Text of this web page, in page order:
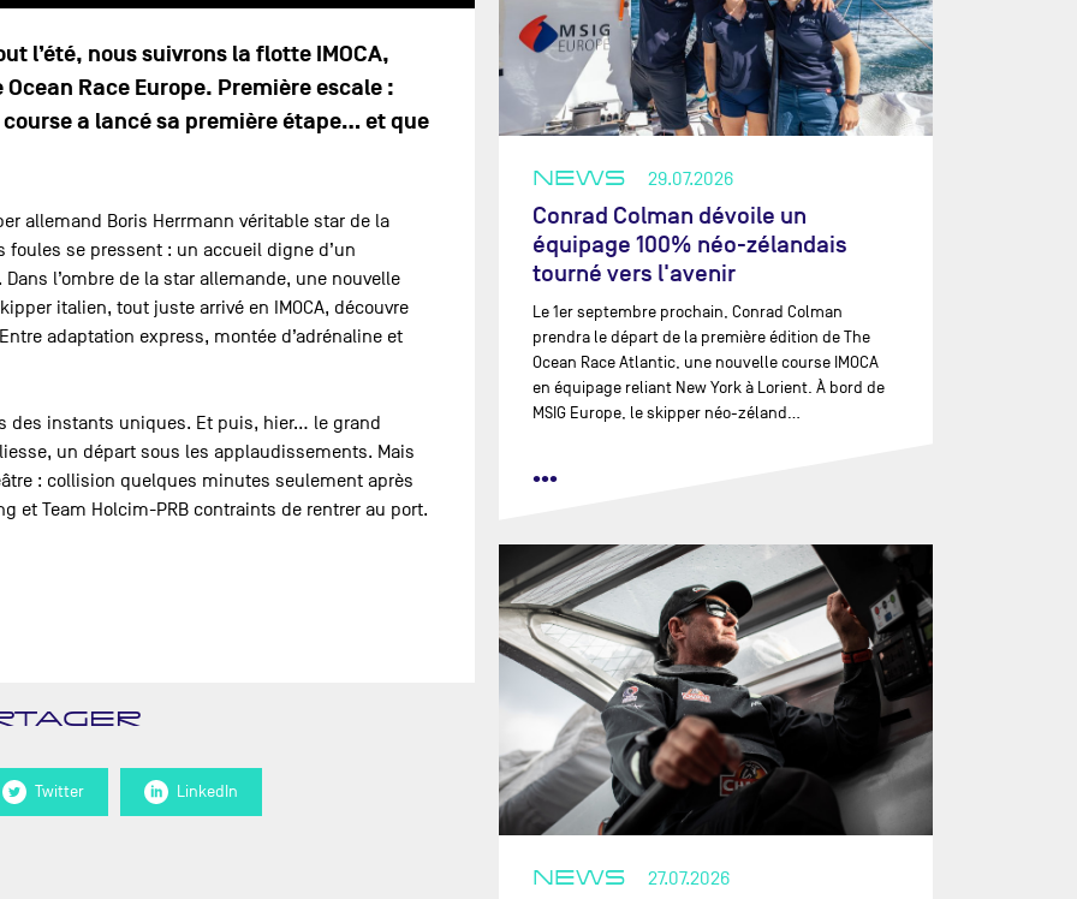
l’été, nous suivrons la flotte IMOCA,
Race‬ Europe. Première escale :
a lancé sa première étape… et que
allemand Boris Herrmann véritable star de la
se pressent : un accueil digne d’un
l’ombre de la star allemande, une nouvelle
italien, tout juste arrivé en IMOCA, découvre
adaptation express, montée d’adrénaline et
des instants uniques. Et puis, hier… le grand
un départ sous les applaudissements. Mais
: collision quelques minutes seulement après
et ‪Team Holcim-PRB‬ contraints de rentrer au port.
Twitter LinkedIn
NEWS 29.07.2026
Conrad Colman dévoile un
équipage 100% néo-zélandais
tourné vers l'avenir
Le 1er septembre prochain, Conrad Colman
prendra le départ de la première édition de The
Ocean Race Atlantic, une nouvelle course IMOCA
en équipage reliant New York à Lorient. À bord de
MSIG Europe, le skipper néo-zéland…
•••
NEWS 27.07.2026